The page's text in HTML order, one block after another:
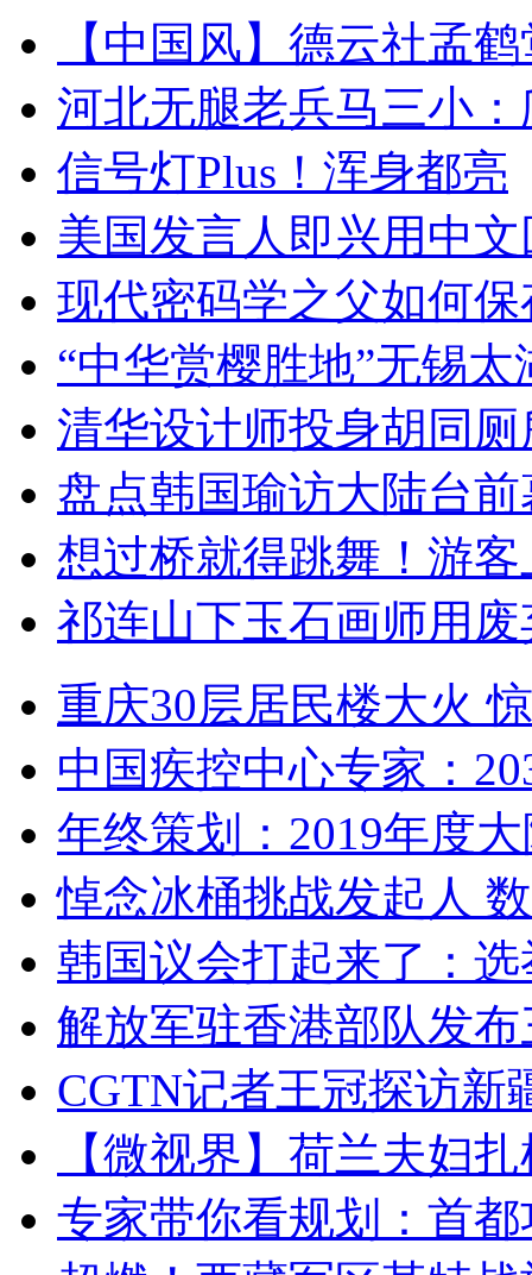
【中国风】德云社孟
河北无腿老兵马三小
信号灯Plus！浑身都亮
美国发言人即兴用中
现代密码学之父如何
“中华赏樱胜地”无锡
清华设计师投身胡同
盘点韩国瑜访大陆台
想过桥就得跳舞！游客
祁连山下玉石画师用
重庆30层居民楼大火
中国疾控中心专家：
年终策划：2019年度
悼念冰桶挑战发起人
韩国议会打起来了：
解放军驻香港部队发
CGTN记者王冠探访新
【微视界】荷兰夫妇
专家带你看规划：首